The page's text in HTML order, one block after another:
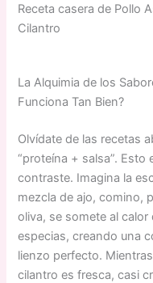
Receta casera de Pollo
Cilantro
La Alquimia de los
Funciona Tan Bien?
Olvídate de las recetas
“proteína + salsa”. Esto
contraste. Imagina la
mezcla de ajo, comino,
oliva, se somete al calor
especias, creando una
lienzo perfecto.
cilantro es fresca, casi